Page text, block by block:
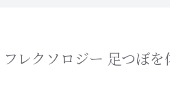
レクソロジー 足つぼを